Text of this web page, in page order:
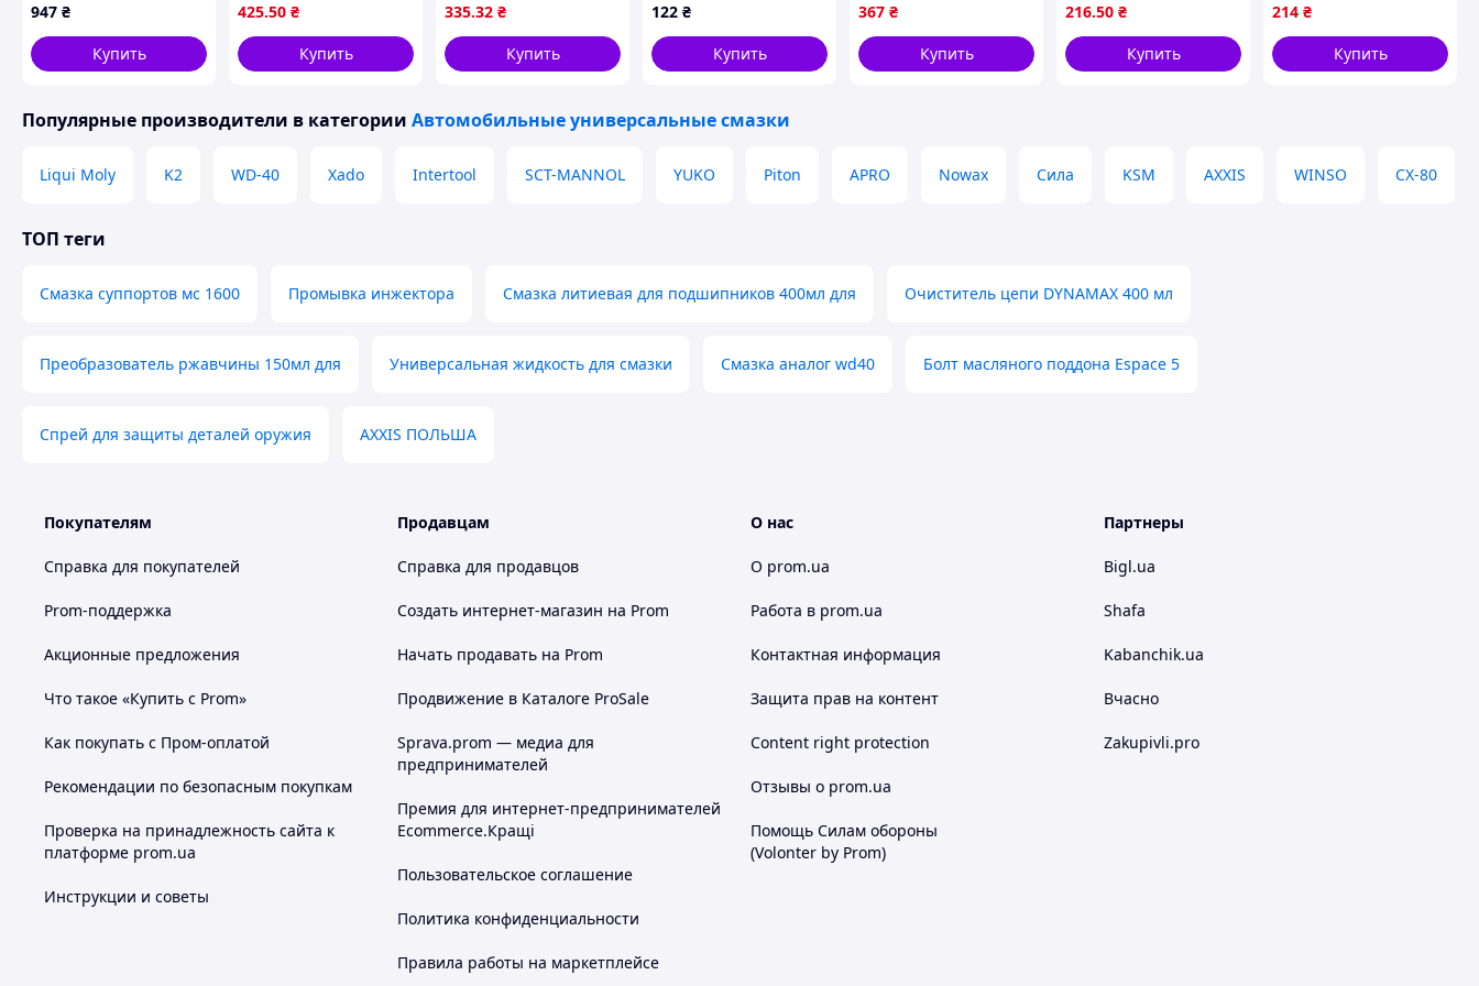
947 ₴
Купить
износа
425.50 ₴
Купить
335.32 ₴
Купить
122 ₴
Купить
антикорозійний
захист
367 ₴
Купить
и заедания
216.50 ₴
Купить
ПИР 75456
214 ₴
Купить
Популярные производители в категории Автомобильные универсальные смазки
Liqui Moly K2 WD-40 Xado Intertool SCT-MANNOL YUKO Piton APRO Nowax Сила KSM AXXIS WINSO CX-80
ТОП теги
Смазка суппортов мс 1600 Промывка инжектора Смазка литиевая для подшипников 400мл для Очиститель цепи DYNAMAX 400 мл
Преобразователь ржавчины 150мл для Универсальная жидкость для смазки Смазка аналог wd40 Болт масляного поддона Espace 5
Спрей для защиты деталей оружия AXXIS ПОЛЬША
Покупателям
Справка для покупателей
Prom-поддержка
Акционные предложения
Что такое «Купить с Prom»
Как покупать с Пром-оплатой
Рекомендации по безопасным покупкам
Проверка на принадлежность сайта к
платформе prom.ua
Инструкции и советы
Продавцам
Справка для продавцов
Создать интернет-магазин на Prom
Начать продавать на Prom
Продвижение в Каталоге ProSale
Sprava.prom — медиа для
предпринимателей
Премия для интернет-предпринимателей
Ecommerce.Кращі
Пользовательское соглашение
Политика конфиденциальности
Правила работы на маркетплейсе
О нас
О prom.ua
Работа в prom.ua
Контактная информация
Защита прав на контент
Content right protection
Отзывы о prom.ua
Помощь Силам обороны
(Volonter by Prom)
Партнеры
Bigl.ua
Shafa
Kabanchik.ua
Вчасно
Zakupivli.pro